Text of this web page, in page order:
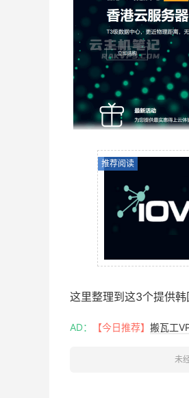
推荐阅读
这里整理到这3个提供韩
AD： 【今日推荐】 搬瓦工
未